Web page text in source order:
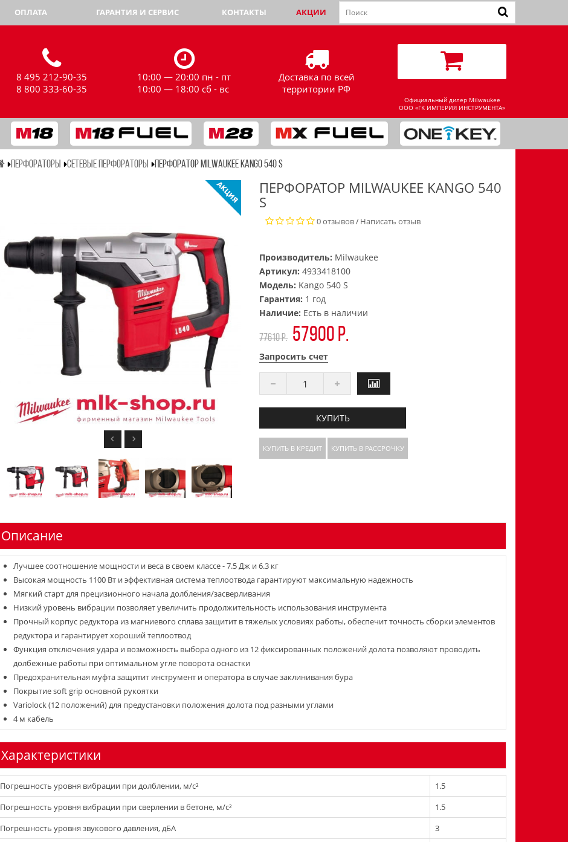
ОПЛАТА ГАРАНТИЯ И СЕРВИС КОНТАКТЫ АКЦИИ
8 495 212-90-35
8 800 333-60-35
10:00 — 20:00 пн - пт
10:00 — 18:00 сб - вс
Доставка по всей
территории РФ
Официальный дилер Milwaukee
ООО «ГК ИМПЕРИЯ ИНСТРУМЕНТА»
ПЕРФОРАТОРЫ СЕТЕВЫЕ ПЕРФОРАТОРЫ ПЕРФОРАТОР MILWAUKEE KANGO 540 S
ПЕРФОРАТОР MILWAUKEE KANGO 540
S
0 отзывов/ Написать отзыв
Производитель: Milwaukee
Артикул:4933418100
Модель: Kango 540 S
Гарантия: 1 год
Наличие: Есть в наличии
77610 р. 57900 р.
Запросить счет
КУПИТЬ
КУПИТЬ В КРЕДИТ КУПИТЬ В РАССРОЧКУ
Описание
Лучшее соотношение мощности и веса в своем классе - 7.5 Дж и 6.3 кг
Высокая мощность 1100 Вт и эффективная система теплоотвода гарантируют максимальную надежность
Мягкий старт для прецизионного начала долбления/засверливания
Низкий уровень вибрации позволяет увеличить продолжительность использования инструмента
Прочный корпус редуктора из магниевого сплава защитит в тяжелых условиях работы, обеспечит точность сборки элементов
редуктора и гарантирует хороший теплоотвод
Функция отключения удара и возможность выбора одного из 12 фиксированных положений долота позволяют проводить
долбежные работы при оптимальном угле поворота оснастки
Предохранительная муфта защитит инструмент и оператора в случае заклинивания бура
Покрытие soft grip основной рукоятки
Variolock (12 положений) для предустановки положения долота под разными углами
4 м кабель
Характеристики
Погрешность уровня вибрации при долблении, м/с²
1.5
Погрешность уровня вибрации при сверлении в бетоне, м/с²
1.5
Погрешность уровня звукового давления, дБА
3